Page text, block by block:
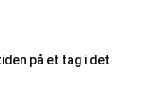
på et tag i det